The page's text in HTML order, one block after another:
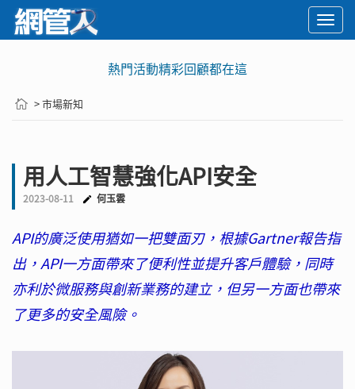
熱門活動精彩回顧都在這
> 市場新知
用人工智慧強化API安全
2023-08-11 何玉雲
API的廣泛使用猶如一把雙面刃，根據Gartner報告指
出，API一方面帶來了便利性並提升客戶體驗，同時
亦利於微服務與創新業務的建立，但另一方面也帶來
了更多的安全風險。